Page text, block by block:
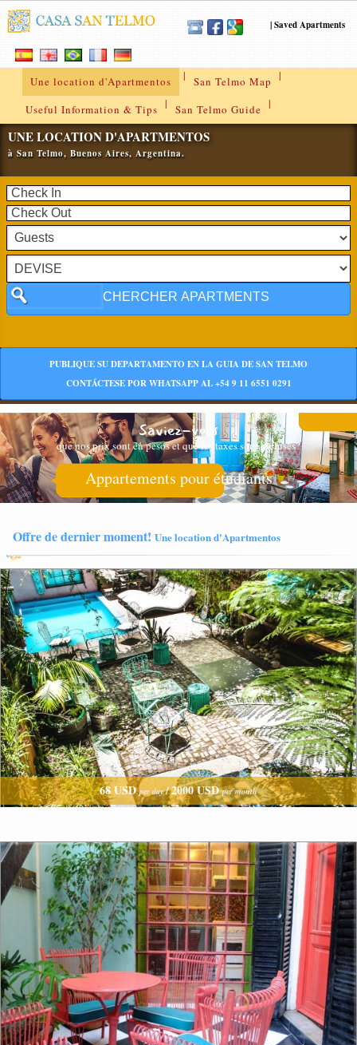
|Saved Apartments
Une location d'Apartmentos | San Telmo Map |
Useful Information & Tips | San Telmo Guide |
UNE LOCATION D'APARTMENTOS
à San Telmo, Buenos Aires, Argentina.
PUBLIQUE SU DEPARTAMENTO EN LA GUIA DE SAN TELMO
CONTÁCTESE POR WHATSAPP AL +54 9 11 6551 0291
Saviez-vous
que nos prix sont en pesos et que les taxes sont incluses?
Appartements pour étudiants
Offre de dernier moment! Une location d'Apartmentos
68 USDper day/2000 USDper month